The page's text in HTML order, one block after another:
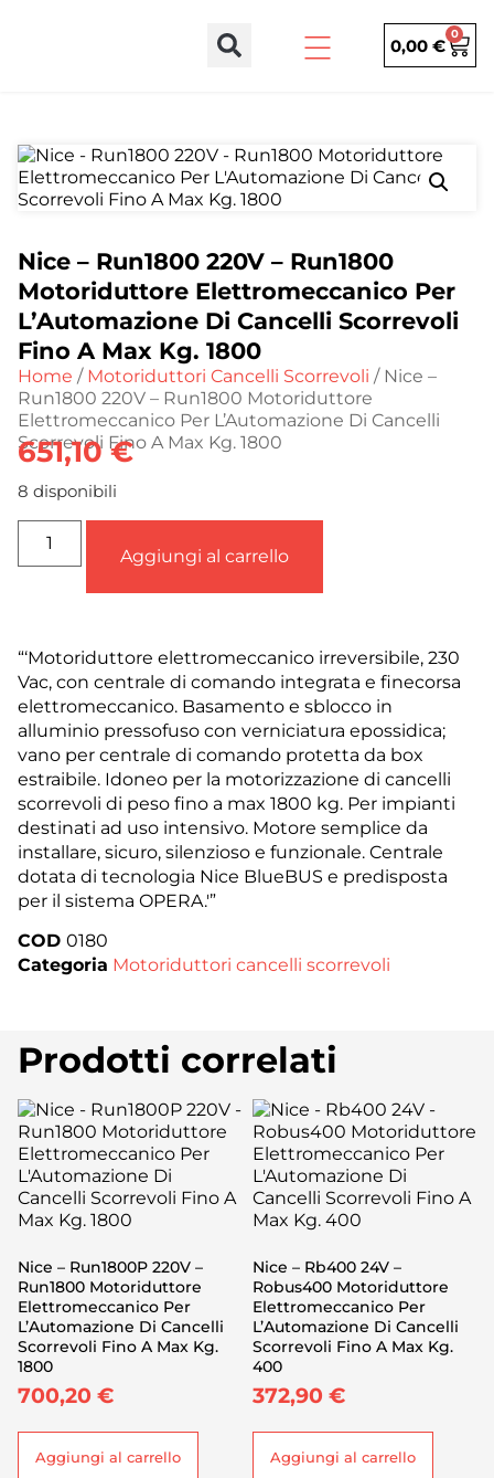
0,00 €
0
Nice – Run1800 220V – Run1800
Motoriduttore Elettromeccanico Per
L’Automazione Di Cancelli Scorrevoli
Fino A Max Kg. 1800
Home / Motoriduttori Cancelli Scorrevoli / Nice –
Run1800 220V – Run1800 Motoriduttore
Elettromeccanico Per L’Automazione Di Cancelli
Scorrevoli Fino A Max Kg. 1800
651,10€
8 disponibili
Aggiungi al carrello
“‘Motoriduttore elettromeccanico irreversibile, 230
Vac, con centrale di comando integrata e finecorsa
elettromeccanico. Basamento e sblocco in
alluminio pressofuso con verniciatura epossidica;
vano per centrale di comando protetta da box
estraibile. Idoneo per la motorizzazione di cancelli
scorrevoli di peso fino a max 1800 kg. Per impianti
destinati ad uso intensivo. Motore semplice da
installare, sicuro, silenzioso e funzionale. Centrale
dotata di tecnologia Nice BlueBUS e predisposta
per il sistema OPERA.'”
COD 0180
Categoria Motoriduttori cancelli scorrevoli
Prodotti correlati
Nice – Run1800P 220V –
Run1800 Motoriduttore
Elettromeccanico Per
L’Automazione Di Cancelli
Scorrevoli Fino A Max Kg.
1800
700,20 €
Aggiungi al carrello
Nice – Rb400 24V –
Robus400 Motoriduttore
Elettromeccanico Per
L’Automazione Di Cancelli
Scorrevoli Fino A Max Kg.
400
372,90 €
Aggiungi al carrello